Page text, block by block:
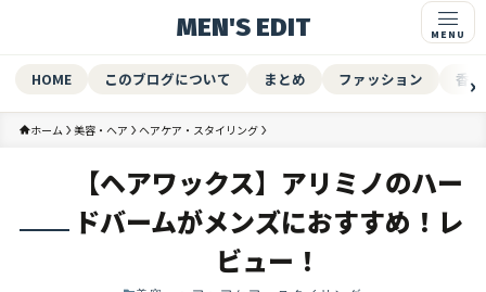
MEN'S EDIT
HOME このブログについて まとめ ファッション 香水
ホーム 美容・ヘア ヘアケア・スタイリング
【ヘアワックス】アリミノのハー
ドバームがメンズにおすすめ！レ
ビュー！